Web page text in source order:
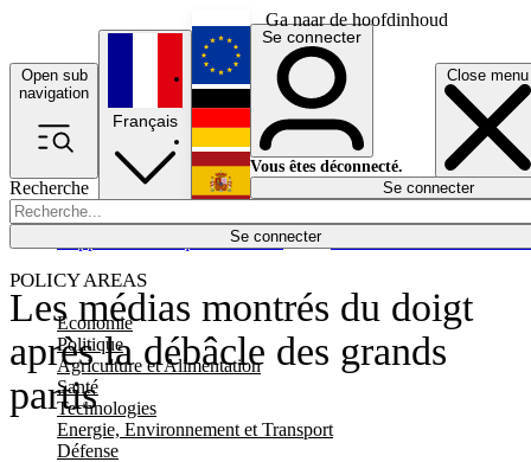
Ga naar de hoofdinhoud
Open sub
navigation
Close menu
Recherche
Se connecter
POLICY AREAS
Economie
Politique
Agriculture et Alimentation
Santé
Technologies
Energie, Environnement et Transport
Défense
Économie
Français
English
Deutsch
Español
Se connecter
Vous êtes déconnecté.
Se connecter
Les médias montrés du doigt
après la débâcle des grands
partis